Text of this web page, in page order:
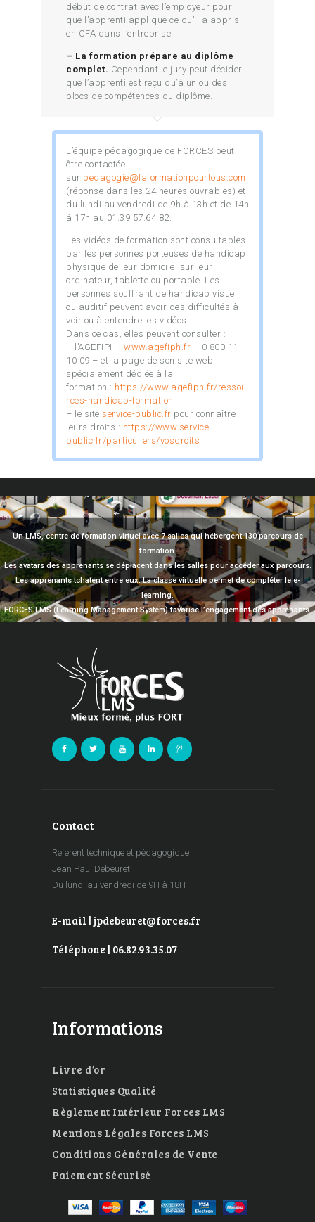
début de contrat avec l’employeur pour
que l’apprenti applique ce qu’il a appris
en CFA dans l’entreprise.
– La formation prépare au diplôme
complet. Cependant le jury peut décider
que l’apprenti est reçu qu’à un ou des
blocs de compétences du diplôme.
L’équipe pédagogique de FORCES peut
être contactée
sur pedagogie@laformationpourtous.com
(réponse dans les 24 heures ouvrables) et
du lundi au vendredi de 9h à 13h et de 14h
à 17h au 01.39.57.64.82.
Les vidéos de formation sont consultables
par les personnes porteuses de handicap
physique de leur domicile, sur leur
ordinateur, tablette ou portable. Les
personnes souffrant de handicap visuel
ou auditif peuvent avoir des difficultés à
voir ou à entendre les vidéos.
Dans ce cas, elles peuvent consulter :
– l’AGEFIPH : www.agefiph.fr – 0 800 11
10 09 – et la page de son site web
spécialement dédiée à la
formation : https://www.agefiph.fr/ressou
rces-handicap-formation
– le site service-public.fr pour connaître
leurs droits : https://www.service-
public.fr/particuliers/vosdroits
Un LMS, centre de formation virtuel avec 7 salles qui hébergent 130 parcours de
formation.
Les avatars des apprenants se déplacent dans les salles pour accéder aux parcours.
Les apprenants tchatent entre eux. La classe virtuelle permet de compléter le e-
learning.
FORCES LMS (Learning Management System) favorise l’engagement des apprenants.
Contact
Référent technique et pédagogique
Jean Paul Debeuret
Du lundi au vendredi de 9H à 18H
E-mail | jpdebeuret@forces.fr
Téléphone | 06.82.93.35.07
Informations
Livre d’or
Statistiques Qualité
Règlement Intérieur Forces LMS
Mentions Légales Forces LMS
Conditions Générales de Vente
Paiement Sécurisé